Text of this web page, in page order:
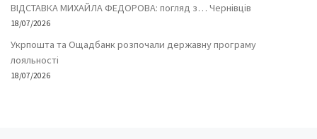
ВІДСТАВКА МИХАЙЛА ФЕДОРОВА: погляд з… Чернівців
18/07/2026
Укрпошта та Ощадбанк розпочали державну програму
лояльності
18/07/2026